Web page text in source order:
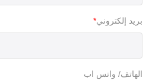
بريد إلكتروني*
الهاتف/ واتس اب